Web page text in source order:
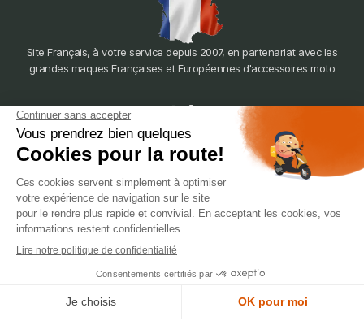
Site Français, à votre service depuis 2007, en partenariat avec les
grandes maques Françaises et Européennes d'accessoires moto
388 Av. Charles de Gaulle, 69200 Vénissieux
© 2007-2025 Silverstone Motor